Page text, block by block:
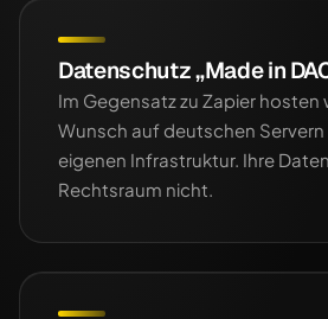
Datenschutz „Made in
Im Gegensatz zu Zapier hosten
Wunsch auf deutschen Servern
eigenen Infrastruktur. Ihre
Rechtsraum nicht.